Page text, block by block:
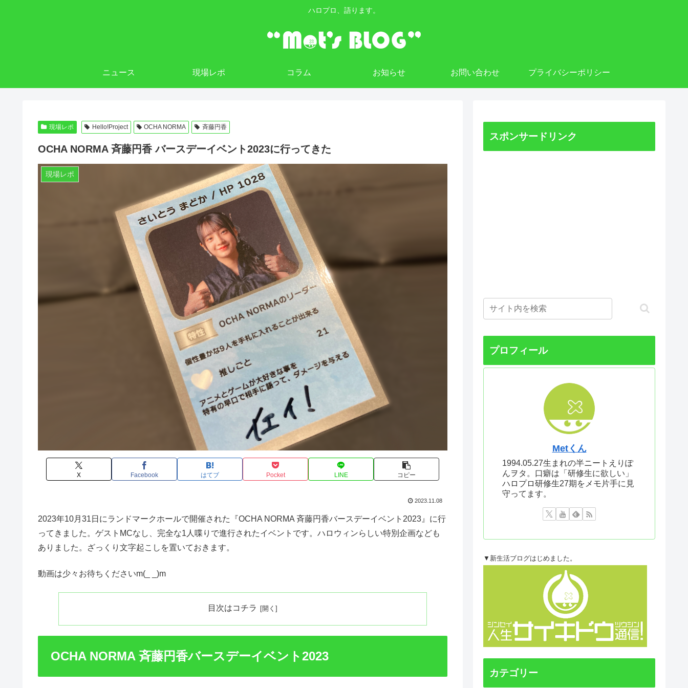
ハロプロ、語ります。
ニュース 現場レポ コラム お知らせ お問い合わせ プライバシーポリシー
現場レポ Hello!Project OCHA NORMA 斉藤円香
OCHA NORMA 斉藤円香 バースデーイベント2023に行ってきた
現場レポ
X Facebook はてブ Pocket LINE コピー
2023.11.08
2023年10月31日にランドマークホールで開催された『OCHA NORMA 斉藤円香バースデーイベント2023』に行
ってきました。ゲストMCなし、完全な1人喋りで進行されたイベントです。ハロウィンらしい特別企画なども
ありました。ざっくり文字起こしを置いておきます。
動画は少々お待ちくださいm(_ _)m
目次はコチラ
OCHA NORMA 斉藤円香バースデーイベント2023
スポンサードリンク
プロフィール
Metくん
1994.05.27生まれの半ニートえりぽ
んヲタ。口癖は「研修生に欲しい」
ハロプロ研修生27期をメモ片手に見
守ってます。
▼新生活ブログはじめました。
カテゴリー